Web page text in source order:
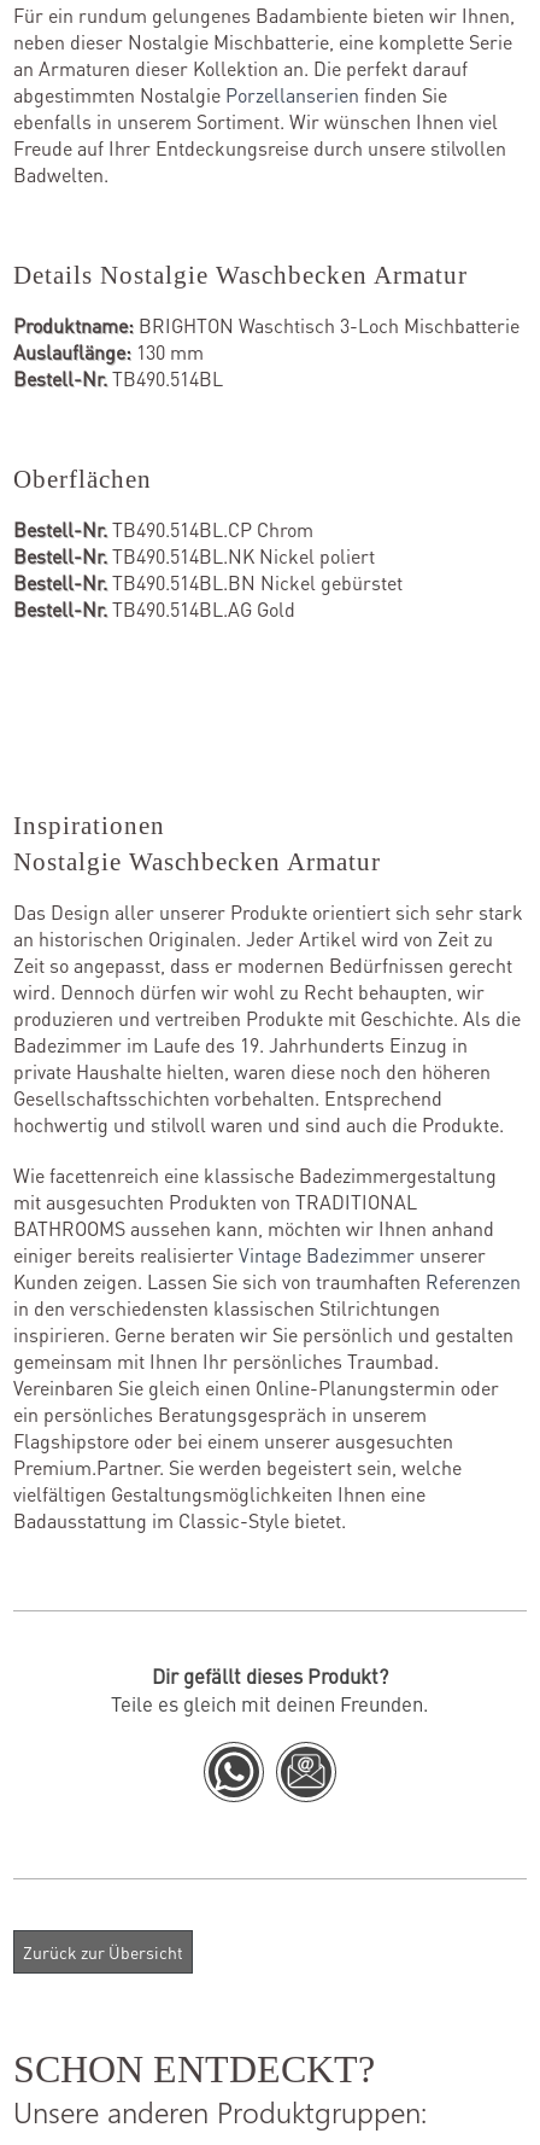
Für ein rundum gelungenes Badambiente bieten wir Ihnen,
neben dieser Nostalgie Mischbatterie, eine komplette Serie
an Armaturen dieser Kollektion an. Die perfekt darauf
abgestimmten Nostalgie Porzellanserien finden Sie
ebenfalls in unserem Sortiment. Wir wünschen Ihnen viel
Freude auf Ihrer Entdeckungsreise durch unsere stilvollen
Badwelten.
Details Nostalgie Waschbecken Armatur
Produktname: BRIGHTON Waschtisch 3-Loch Mischbatterie
Auslauflänge: 130 mm
Bestell-Nr.TB490.514BL
Oberflächen
Bestell-Nr.TB490.514BL.CP Chrom
Bestell-Nr.TB490.514BL.NK Nickel poliert
Bestell-Nr.TB490.514BL.BN Nickel gebürstet
Bestell-Nr.TB490.514BL.AG Gold
Inspirationen
Nostalgie Waschbecken Armatur
Das Design aller unserer Produkte orientiert sich sehr stark
an historischen Originalen. Jeder Artikel wird von Zeit zu
Zeit so angepasst, dass er modernen Bedürfnissen gerecht
wird. Dennoch dürfen wir wohl zu Recht behaupten, wir
produzieren und vertreiben Produkte mit Geschichte. Als die
Badezimmer im Laufe des 19. Jahrhunderts Einzug in
private Haushalte hielten, waren diese noch den höheren
Gesellschaftsschichten vorbehalten. Entsprechend
hochwertig und stilvoll waren und sind auch die Produkte.
Wie facettenreich eine klassische Badezimmergestaltung
mit ausgesuchten Produkten von TRADITIONAL
BATHROOMS aussehen kann, möchten wir Ihnen anhand
einiger bereits realisierterVintage Badezimmer unserer
Kunden zeigen. Lassen Sie sich von traumhaften Referenzen
in den verschiedensten klassischen Stilrichtungen
inspirieren. Gerne beraten wir Sie persönlich und gestalten
gemeinsam mit Ihnen Ihr persönliches Traumbad.
Vereinbaren Sie gleich einen Online-Planungstermin oder
ein persönliches Beratungsgespräch in unserem
Flagshipstore oder bei einem unserer ausgesuchten
Premium.Partner. Sie werden begeistert sein, welche
vielfältigen Gestaltungsmöglichkeiten Ihnen eine
Badausstattung im Classic-Style bietet.
Dir gefällt dieses Produkt?
Teile es gleich mit deinen Freunden.
SCHON ENTDECKT?
Unsere anderen Produktgruppen: